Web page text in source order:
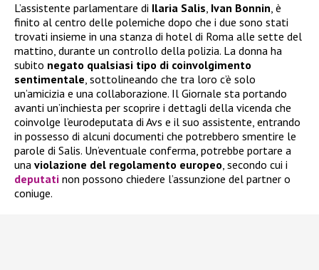
L’assistente parlamentare di Ilaria Salis, Ivan Bonnin, è
finito al centro delle polemiche dopo che i due sono stati
trovati insieme in una stanza di hotel di Roma alle sette del
mattino, durante un controllo della polizia. La donna ha
subito negato qualsiasi tipo di coinvolgimento
sentimentale, sottolineando che tra loro c’è solo
un’amicizia e una collaborazione. Il Giornale sta portando
avanti un’inchiesta per scoprire i dettagli della vicenda che
coinvolge l’eurodeputata di Avs e il suo assistente, entrando
in possesso di alcuni documenti che potrebbero smentire le
parole di Salis. Un’eventuale conferma, potrebbe portare a
una violazione del regolamento europeo, secondo cui i
deputati non possono chiedere l’assunzione del partner o
coniuge.